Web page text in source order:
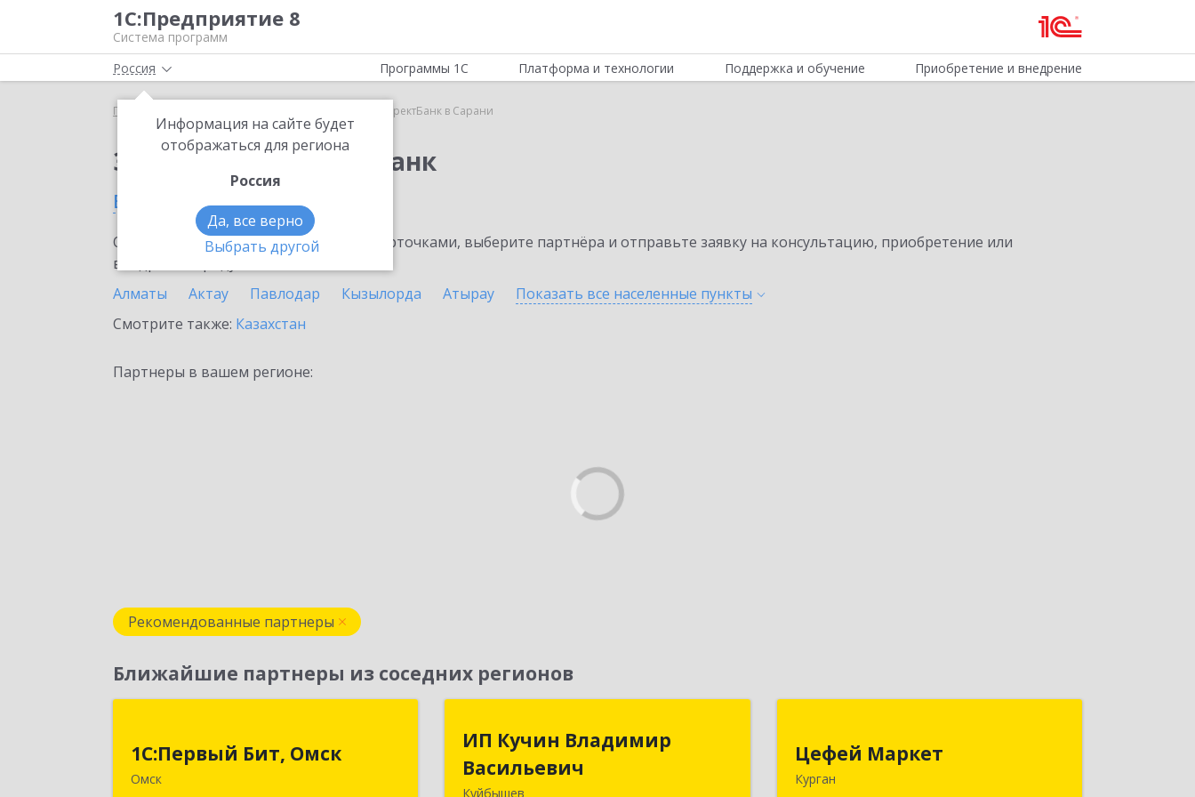
1С:Предприятие 8
Система программ
Россия
Информация на сайте будет
отображаться для региона
Россия
Да, все верно
Выбрать другой
Программы 1С Платформа и технологии Поддержка и обучение Приобретение и внедрение
Главная 1С:ДиректБанк в Сарани
Заказать 1С:ДиректБанк
в Сарани
Ознакомьтесь с информационными карточками, выберите партнёра и отправьте заявку на консультацию, приобретение или
внедрение продукта.
Алматы
Актау Павлодар Кызылорда Атырау Показать все населенные пункты
Смотрите также: Казахстан
Партнеры в вашем регионе:
Рекомендованные партнеры
Ближайшие партнеры из соседних регионов
1С:Первый Бит, Омск
Омск
644099, Омская обл, Омск г, Гагарина
ИП Кучин Владимир
Васильевич
Куйбышев
Васильевич
Цефей Маркет
Курган
640002, Курганская обл, Курган г,